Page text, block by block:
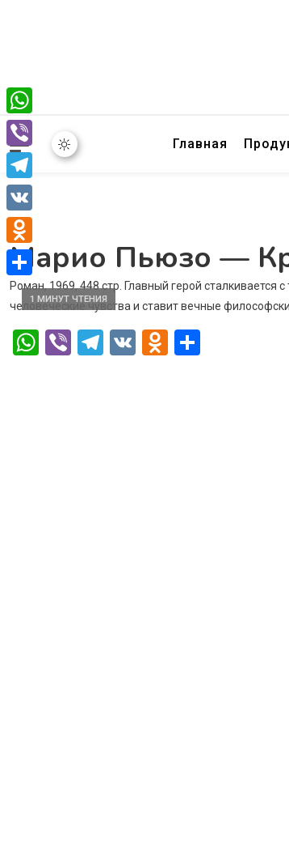
Главная
Марио Пьюзо —
1 МИНУТ ЧТЕНИЯ
Роман, 1969, 448 стр. Главный герой
человеческие чувства и ставит вечные
WhatsApp
ViberTelegram
VK
WhatsApp
Viber
Telegram
VK
Odnoklassniki
Отправить